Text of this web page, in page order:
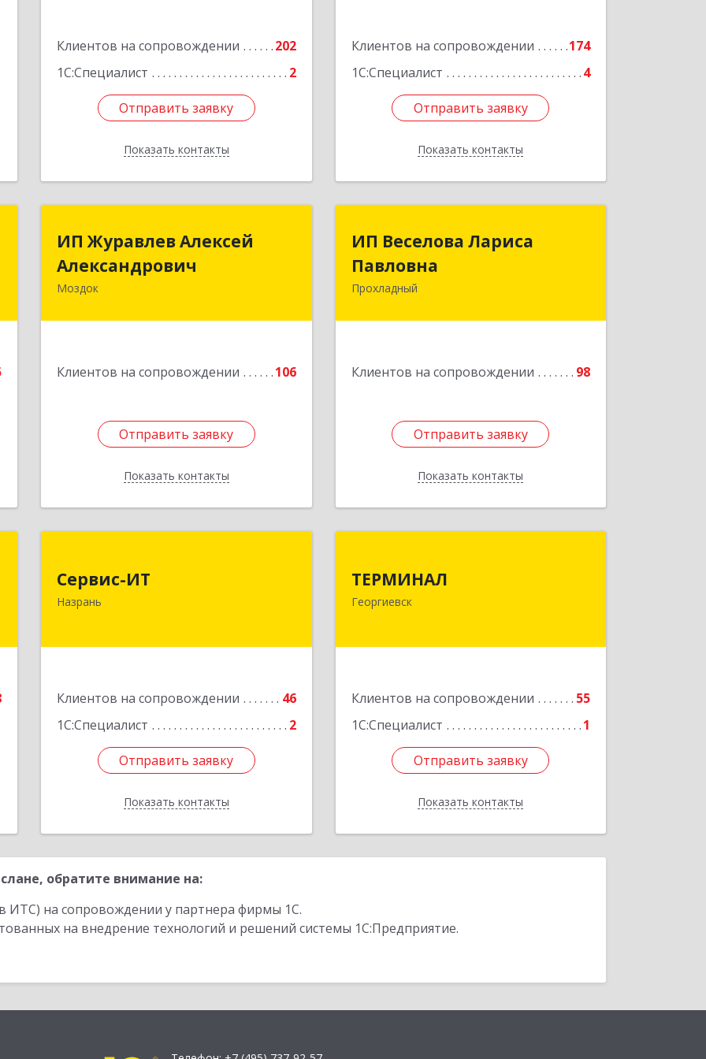
Клиентов на сопровождении
202
1С:Специалист
2
Отправить заявку
Показать контакты
Отправить заявку
Назад
Клиентов на сопровождении
174
1С:Специалист
4
Отправить заявку
Показать контакты
Отправить заявку
Назад
ИП Журавлев Алексей
Александрович
Моздок
Клиентов на сопровождении 106
Отправить заявку
Показать контакты
ИП Журавлев Алексей
Александрович
363750, Северная Осетия - Алания
Отправить заявку
Назад
ИП Веселова Лариса
Павловна
Прохладный
Клиентов на сопровождении 98
Отправить заявку
Показать контакты
Павловна
361045, Кабардино-Балкарская Респ,
Подробнее
Отправить заявку
Назад
Сервис-ИТ
Назрань
Клиентов на сопровождении
46
1С:Специалист
2
Отправить заявку
Показать контакты
386102, Ингушетия Респ, Назрань г,
Центральный округ тер, Московская
Отправить заявку
Назад
ТЕРМИНАЛ
Георгиевск
Клиентов на сопровождении
55
1С:Специалист
1
Отправить заявку
Показать контакты
Георгиевск г, Калинина ул, дом № 109
Подробнее
Отправить заявку
Назад
обратите внимание на:
ИТС) на сопровождении у партнера фирмы 1С.
на внедрение технологий и решений системы 1С:Предприятие.